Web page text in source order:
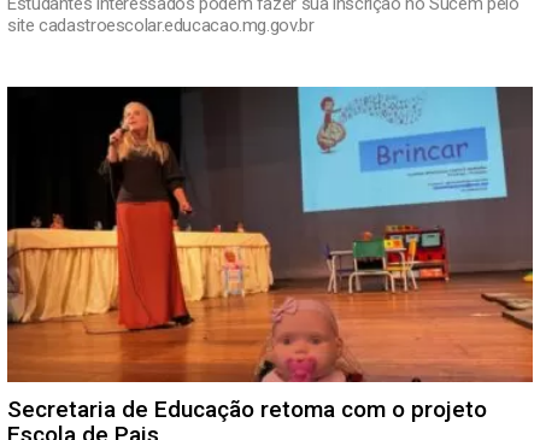
site cadastroescolar.educacao.mg.gov.br
Secretaria de Educação retoma com o projeto